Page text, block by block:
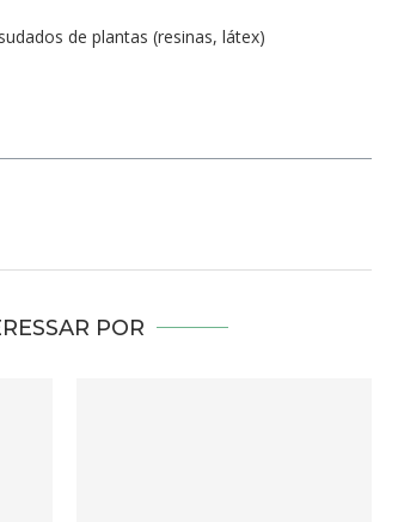
de plantas (resinas, látex)
POR